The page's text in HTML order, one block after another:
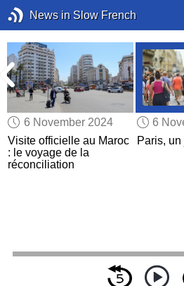
News in Slow French
6 November 2024
Visite officielle au Maroc
: le voyage de la
réconciliation
6
Paris, un